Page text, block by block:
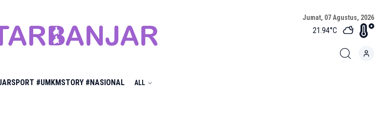
Jumat, 07 Agustus, 2026
21.94°C
#UMKMSTORY #NASIONAL ALL